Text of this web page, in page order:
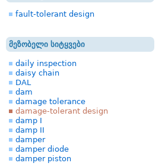
fault-tolerant design
მეზობელი სიტყვები
daily inspection
daisy chain
DAL
dam
damage tolerance
damage-tolerant design
damp I
damp II
damper
damper diode
damper piston